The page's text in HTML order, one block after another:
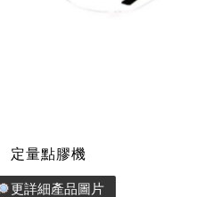
定量點膠機
更詳細產品圖片